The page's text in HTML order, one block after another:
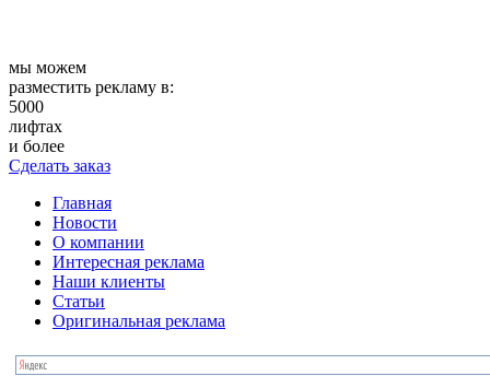
мы можем
разместить рекламу в:
5000
лифтах
и более
Сделать заказ
Главная
Новости
О компании
Интересная реклама
Наши клиенты
Статьи
Оригинальная реклама